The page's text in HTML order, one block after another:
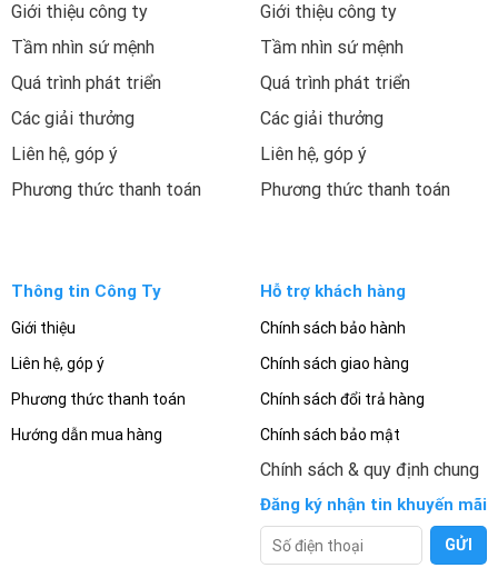
Giới thiệu công ty
Tầm nhìn sứ mệnh
Quá trình phát triển
Các giải thưởng
Liên hệ, góp ý
Phương thức thanh toán
Giới thiệu công ty
Tầm nhìn sứ mệnh
Quá trình phát triển
Các giải thưởng
Liên hệ, góp ý
Phương thức thanh toán
Thông tin Công Ty
Giới thiệu
Liên hệ, góp ý
Phương thức thanh toán
Hướng dẫn mua hàng
Hỗ trợ khách hàng
Chính sách bảo hành
Chính sách giao hàng
Chính sách đổi trả hàng
Chính sách bảo mật
Chính sách & quy định chung
Đăng ký nhận tin khuyến mãi